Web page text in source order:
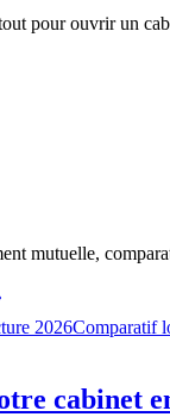
pour ouvrir un
mutuelle,
2026Comparatif
cabinet